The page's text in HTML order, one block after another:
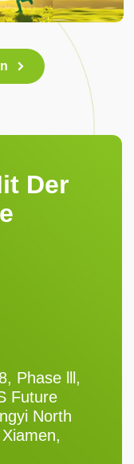
Der
Phase lll,
Future
North